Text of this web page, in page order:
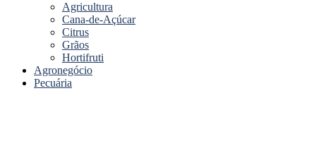
Agricultura
Cana-de-Açúcar
Citrus
Grãos
Hortifruti
Agronegócio
Pecuária